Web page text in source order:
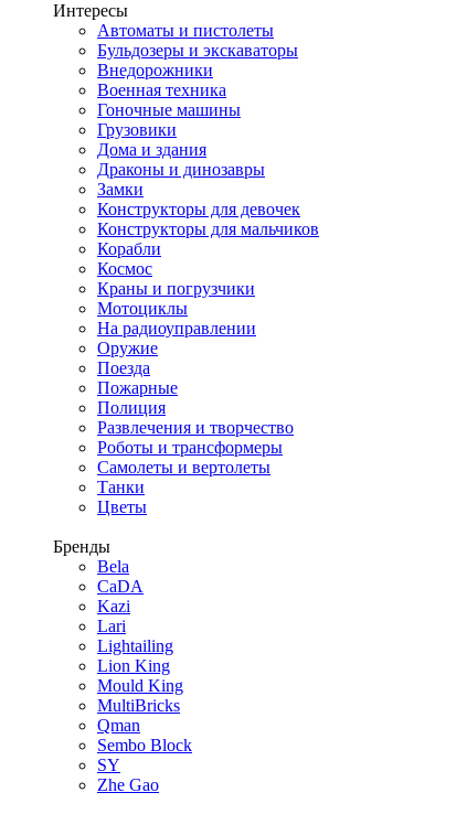
Интересы
Автоматы и пистолеты
Бульдозеры и экскаваторы
Внедорожники
Военная техника
Гоночные машины
Грузовики
Дома и здания
Драконы и динозавры
Замки
Конструкторы для девочек
Конструкторы для мальчиков
Корабли
Космос
Краны и погрузчики
Мотоциклы
На радиоуправлении
Оружие
Поезда
Пожарные
Полиция
Развлечения и творчество
Роботы и трансформеры
Самолеты и вертолеты
Танки
Цветы
Бренды
Bela
CaDA
Kazi
Lari
Lightailing
Lion King
Mould King
MultiBricks
Qman
Sembo Block
SY
Zhe Gao